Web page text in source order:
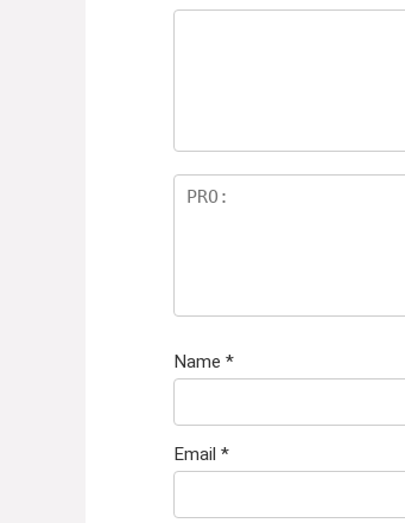
Name *
Email *